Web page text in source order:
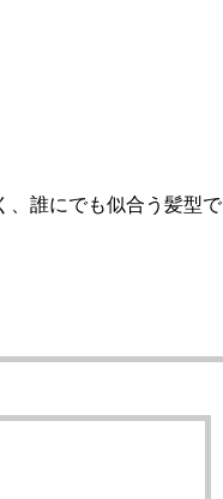
、誰にでも似合う髪型で